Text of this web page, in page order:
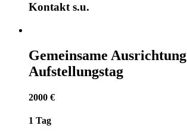
Kontakt s.u.
Gemeinsame Ausrichtung
Aufstellungstag
2000 €
1 Tag